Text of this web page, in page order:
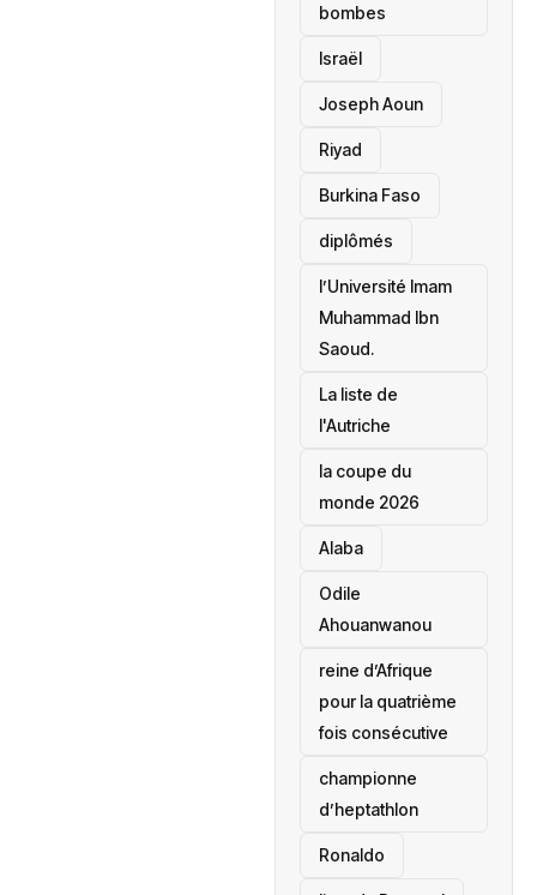
bombes
Israël
Joseph Aoun
Riyad
Burkina Faso
diplômés
l’Université Imam
Muhammad Ibn
Saoud.
‎La liste de
l'Autriche
la coupe du
monde 2026
Alaba
Odile
Ahouanwanou
reine d’Afrique
pour la quatrième
fois consécutive
championne
d’heptathlon
Ronaldo